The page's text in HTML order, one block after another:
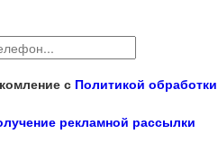
с Политикой
рекламной рассылки